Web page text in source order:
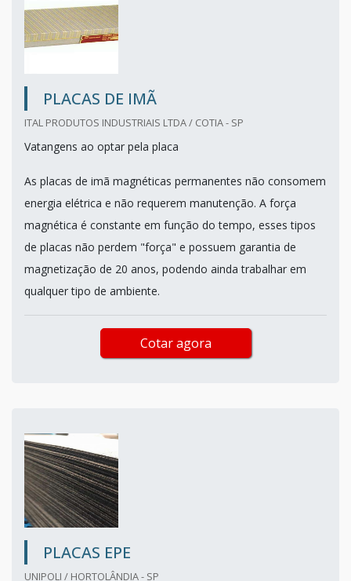
PLACAS DE IMÃ
ITAL PRODUTOS INDUSTRIAIS LTDA / COTIA - SP
Vatangens ao optar pela placa
As placas de imã magnéticas permanentes não consomem
energia elétrica e não requerem manutenção. A força
magnética é constante em função do tempo, esses tipos
de placas não perdem "força" e possuem garantia de
magnetização de 20 anos, podendo ainda trabalhar em
qualquer tipo de ambiente.
Cotar agora
PLACAS EPE
UNIPOLI / HORTOLÂNDIA - SP